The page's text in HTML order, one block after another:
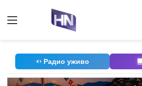
Мени
Радио уживо